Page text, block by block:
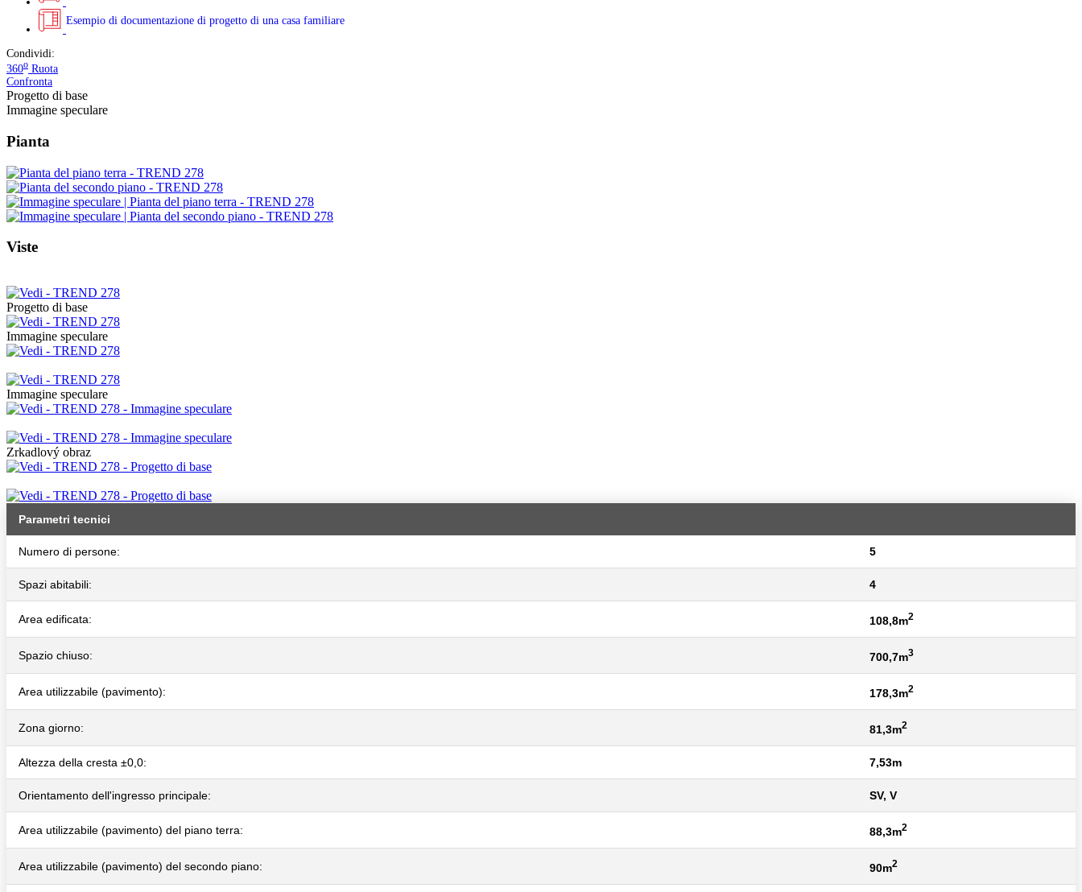
Esempio di documentazione di progetto di una casa familiare
Condividi:
360o Ruota
Confronta
Progetto di base
Immagine speculare
Pianta
Viste
Progetto di base
Immagine speculare
Immagine speculare
Zrkadlový obraz
Parametri tecnici
Numero di persone: 5
Spazi abitabili: 4
Area edificata: 108,8m2
Spazio chiuso: 700,7m3
Area utilizzabile (pavimento): 178,3m2
Zona giorno: 81,3m2
Altezza della cresta ±0,0: 7,53m
Orientamento dell'ingresso principale: SV, V
Area utilizzabile (pavimento) del piano terra: 88,3m2
Area utilizzabile (pavimento) del secondo piano: 90m2